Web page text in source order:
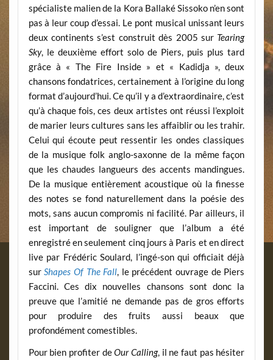
spécialiste malien de la Kora Ballaké Sissoko n’en sont
pas à leur coup d’essai. Le pont musical unissant leurs
deux continents s’est construit dès 2005 sur Tearing
Sky, le deuxième effort solo de Piers, puis plus tard
grâce à « The Fire Inside » et « Kadidja », deux
chansons fondatrices, certainement à l’origine du long
format d’aujourd’hui. Ce qu’il y a d’extraordinaire, c’est
qu’à chaque fois, ces deux artistes ont réussi l’exploit
de marier leurs cultures sans les affaiblir ou les trahir.
Celui qui écoute peut ressentir les ondes classiques
de la musique folk anglo-saxonne de la même façon
que les chaudes langueurs des accents mandingues.
De la musique entièrement acoustique où la finesse
des notes se fond naturellement dans la poésie des
mots, sans aucun compromis ni facilité. Par ailleurs, il
est important de souligner que l’album a été
enregistré en seulement cinq jours à Paris et en direct
live par Frédéric Soulard, l’ingé-son qui officiait déjà
surShapes Of The Fall, le précédent ouvrage de Piers
Faccini. Ces dix nouvelles chansons sont donc la
preuve que l’amitié ne demande pas de gros efforts
pour produire des fruits aussi beaux que
profondément comestibles.
Pour bien profiter deOur Calling, il ne faut pas hésiter